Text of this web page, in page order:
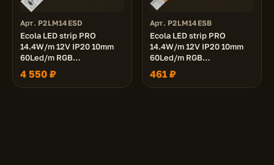
Арт. P2LM14ESD
Ecola LED strip PRO
14.4W/m 12V IP20 10mm
60Led/m RGB
разноцветная
светодиодная лента на
катушке 50м.
4 550 ₽
Арт. P2LM14ESB
Ecola LED strip PRO
14.4W/m 12V IP20 10mm
60Led/m RGB
разноцветная
светодиодная лента на
катушке 5м.
461 ₽